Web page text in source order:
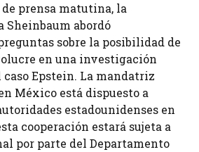
prensa matutina, la
Sheinbaum abordó
sobre la posibilidad de
en una investigación
Epstein. La mandatriz
México está dispuesto a
estadounidenses en
cooperación estará sujeta a
por parte del Departamento